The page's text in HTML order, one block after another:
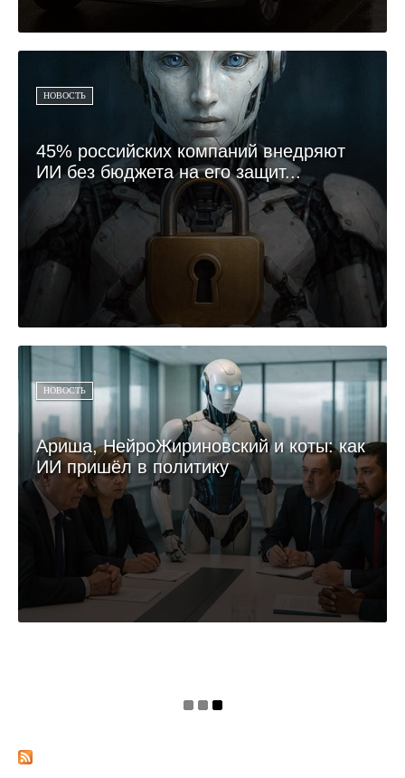
НОВОСТЬ
45% российских компаний внедряют
ИИ без бюджета на его защит...
НОВОСТЬ
Ариша, НейроЖириновский и коты: как
ИИ пришёл в политику